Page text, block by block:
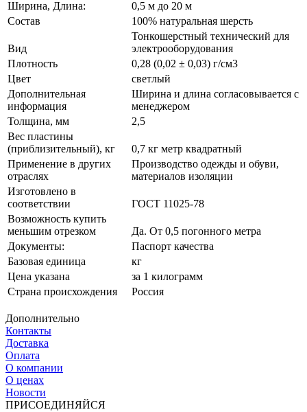
Ширина, Длина:
0,5 м до 20 м
Состав
100% натуральная шерсть
Вид
Тонкошерстный технический для
электрооборудования
Плотность
0,28 (0,02 ± 0,03) г/см3
Цвет
светлый
Дополнительная
информация
Ширина и длина согласовывается с
менеджером
Толщина, мм
2,5
Вес пластины
(приблизительный), кг
0,7 кг метр квадратный
Применение в других
отраслях
Производство одежды и обуви,
материалов изоляции
Изготовлено в
соответствии
ГОСТ 11025-78
Возможность купить
меньшим отрезком
Да. От 0,5 погонного метра
Документы:
Паспорт качества
Базовая единица
кг
Цена указана
за 1 килограмм
Страна происхождения
Россия
Дополнительно
Контакты
Доставка
Оплата
О компании
О ценах
Новости
ПРИСОЕДИНЯЙСЯ